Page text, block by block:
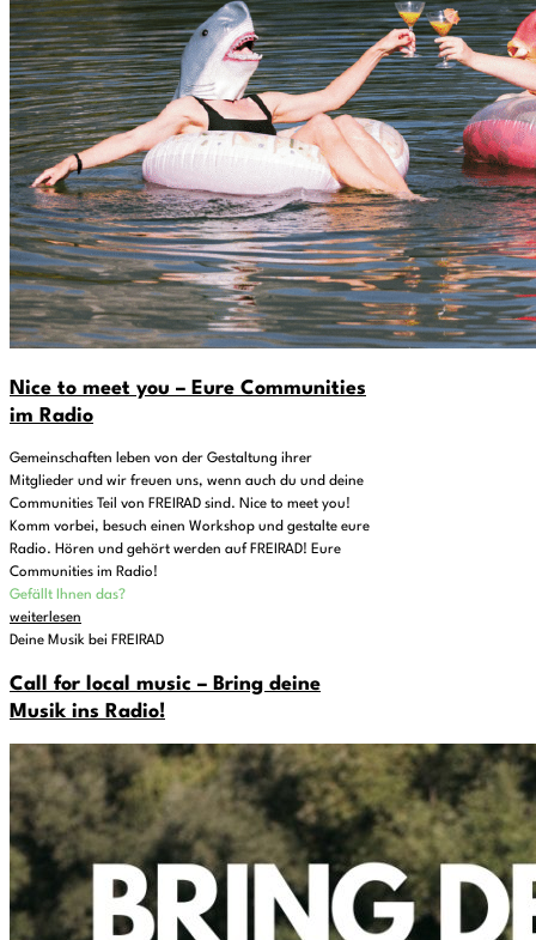
Nice to meet you – Eure Communities
im Radio
Gemeinschaften leben von der Gestaltung ihrer
Mitglieder und wir freuen uns, wenn auch du und deine
Communities Teil von FREIRAD sind. Nice to meet you!
Komm vorbei, besuch einen Workshop und gestalte eure
Radio. Hören und gehört werden auf FREIRAD! Eure
Communities im Radio!
Gefällt Ihnen das?
weiterlesen
Deine Musik bei FREIRAD
Call for local music – Bring deine
Musik ins Radio!